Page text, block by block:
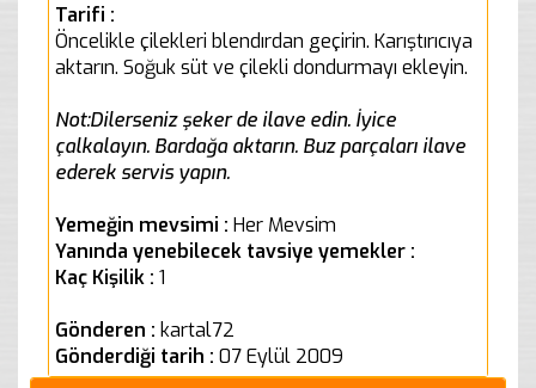
Tarifi :
Öncelikle çilekleri blendırdan geçirin. Karıştırıcıya
aktarın. Soğuk süt ve çilekli dondurmayı ekleyin.
Not:Dilerseniz şeker de ilave edin. İyice
çalkalayın. Bardağa aktarın. Buz parçaları ilave
ederek servis yapın.
Yemeğin mevsimi : Her Mevsim
Yanında yenebilecek tavsiye yemekler :
Kaç Kişilik : 1
Gönderen : kartal72
Gönderdiği tarih : 07 Eylül 2009